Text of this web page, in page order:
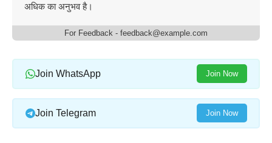
अधिक का अनुभव है।
For Feedback - feedback@example.com
Join WhatsApp Join Now
Join Telegram Join Now